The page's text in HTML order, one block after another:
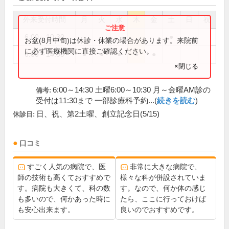
祝
6:00～10:30
6:00～14:30 ● ● ● ●
お盆(8月中旬)は休診・休業の場合があります。来院前
に必ず医療機関に直接ご確認ください。
×閉じる
備考: 6:00～14:30 土曜6:00～10:30 月～金曜AM診の
受付は11:30まで 一部診療科予約...(続きを読む)
休診日: 日、祝、第2土曜、創立記念日(5/15)
口コミ
すごく人気の病院で、医
師の技術も高くておすすめで
す。病院も大きくて、科の数
も多いので、何かあった時に
も安心出来ます。
非常に大きな病院で、
様々な科が併設されていま
す。なので、何か体の感じ
たら、ここに行っておけば
良いのでおすすめです。